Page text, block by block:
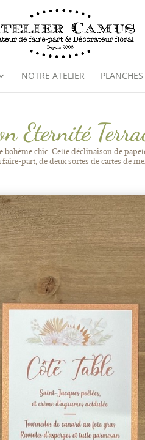
NOTRE ATELIER
Eternité
chic. Cette déclinaison de
part, de deux sortes de cartes de